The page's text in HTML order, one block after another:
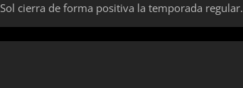
Sol cierra de forma positiva la temporada regular.